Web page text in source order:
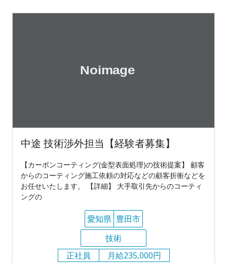
中途 技術渉外担当【経験者募集】
【カーボンコーティング(金型表面処理)の技術提案】 顧客
からのコーティング施工依頼の対応などの顧客折衝などを
お任せいたします。 【詳細】 大手取引先からのコーティ
ングの
愛知県 豊田市
技術
正社員
月給235,000円